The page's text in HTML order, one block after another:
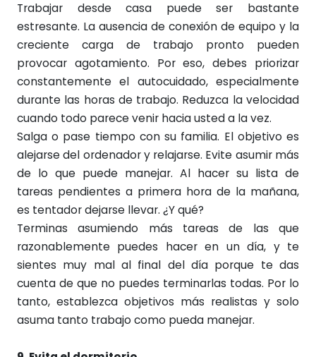
Trabajar desde casa puede ser bastante
estresante. La ausencia de conexión de equipo y la
creciente carga de trabajo pronto pueden
provocar agotamiento. Por eso, debes priorizar
constantemente el autocuidado, especialmente
durante las horas de trabajo. Reduzca la velocidad
cuando todo parece venir hacia usted a la vez.
Salga o pase tiempo con su familia. El objetivo es
alejarse del ordenador y relajarse. Evite asumir más
de lo que puede manejar. Al hacer su lista de
tareas pendientes a primera hora de la mañana,
es tentador dejarse llevar. ¿Y qué?
Terminas asumiendo más tareas de las que
razonablemente puedes hacer en un día, y te
sientes muy mal al final del día porque te das
cuenta de que no puedes terminarlas todas. Por lo
tanto, establezca objetivos más realistas y solo
asuma tanto trabajo como pueda manejar.